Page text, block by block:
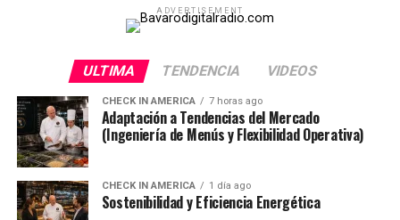
ADVERTISEMENT
ULTIMA TENDENCIA VIDEOS
CHECK IN AMERICA 7 horas ago
Adaptación a Tendencias del Mercado
(Ingeniería de Menús y Flexibilidad Operativa)
CHECK IN AMERICA 1 día ago
Sostenibilidad y Eficiencia Energética